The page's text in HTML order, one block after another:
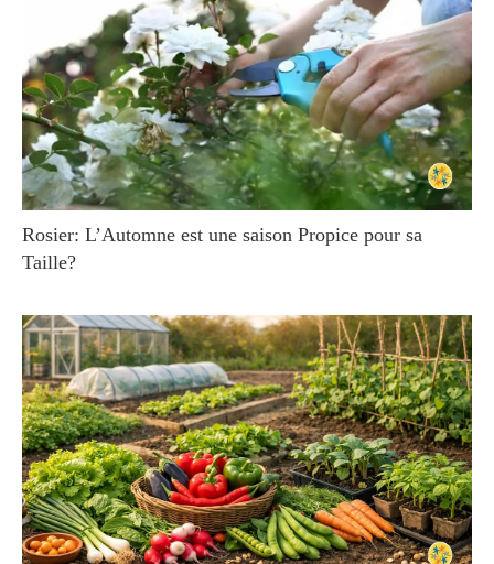
Rosier: L’Automne est une saison Propice pour sa
Taille?